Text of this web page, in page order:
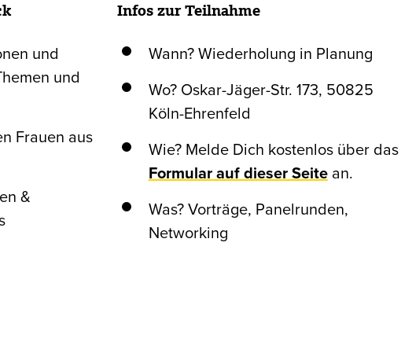
und
und
Frauen aus
&
Infos zur Teilnahme
Wann? Wiederholung in Planung
Wo? Oskar-Jäger-Str. 173, 50825
Köln-Ehrenfeld
Wie? Melde Dich kostenlos über das
Formular auf dieser Seitean.
Was? Vorträge, Panelrunden,
Networking